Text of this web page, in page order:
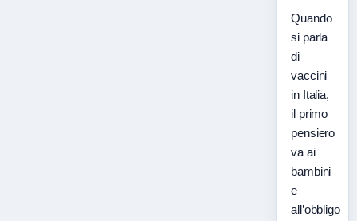
Quando
si parla
di
vaccini
in Italia,
il primo
pensiero
va ai
bambini
e
all’obbligo